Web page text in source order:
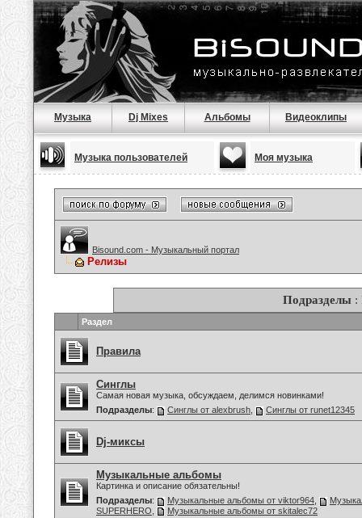
Музыка Dj Mixes Альбомы Видеоклипы
Музыка пользователей Моя музыка
Bisound.com - Музыкальный портал
Релизы
Подразделы :
Раздел
Правила
Синглы
Самая новая музыка, обсуждаем, делимся новинками!
Подразделы: Синглы от alexbrush Синглы от runet12345
Dj-миксы
Музыкальные альбомы
Картинка и описание обязательны!
Подразделы: Музыкальные альбомы от viktor964
SUPERHERO
Музыкальные альбомы от skitalec72